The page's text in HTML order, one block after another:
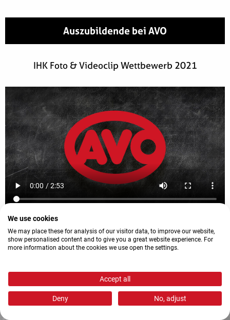
Auszubildende bei AVO
IHK Foto & Videoclip Wettbewerb 2021
Jetzt schnell zu AVO
Mach deine Ausbildung bei AVO! Lade dafür einfach
We use cookies
We may place these for analysis of our visitor data, to improve our website,
show personalised content and to give you a great website experience. For
more information about the cookies we use open the settings.
Accept all
Deny No, adjust